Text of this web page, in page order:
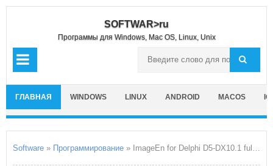
SOFTWAR>ru
Программы для Windows, Mac OS, Linux, Unix
ГЛАВНАЯ WINDOWS LINUX ANDROID MACOS
Software » Программирование » ImageEn for Delphi D5-DX10.1 full source